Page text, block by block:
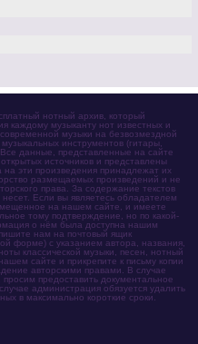
нотный архив, который
каждому музыканту нот известных и
музыки на безвозмездной
инструментов (гитары,
данные, представленные на сайте
источников и представлены
эти произведения принадлежат их
размещаемых произведений и не
права. За содержание текстов
Если вы являетесь обладателем
на нашем сайте, и имеете
тому подтверждение, но по какой-
о нём была доступна нашим
нам на почтовый ящик
форме) с указанием автора, названия,
классической музыки, песен, нотный
сайте и прикрепите к письму копии
авторскими правами. В случае
предоставить документальное
администрация обязуется удалить
в максимально короткие сроки.